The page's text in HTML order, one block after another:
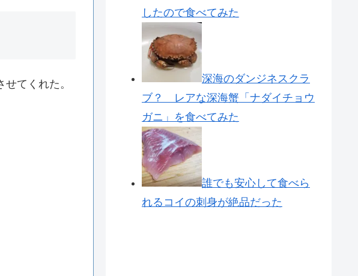
てくれた。
したので食べてみた
深海のダンジネスクラ
ブ？ レアな深海蟹「ナダイチョウ
ガニ」を食べてみた
誰でも安心して食べら
れるコイの刺身が絶品だった